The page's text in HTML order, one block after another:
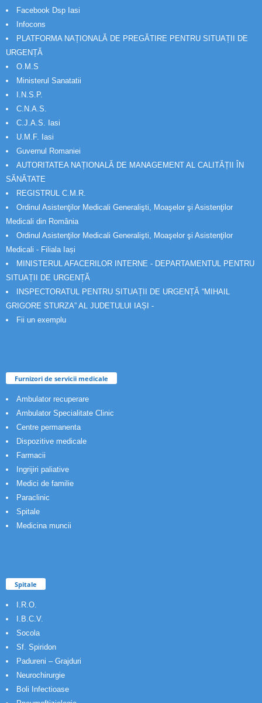
Facebook Dsp Iasi
Infocons
PLATFORMA NAȚIONALĂ DE PREGĂTIRE PENTRU SITUAȚII DE
URGENȚĂ
O.M.S
Ministerul Sanatatii
I.N.S.P.
C.N.A.S.
C.J.A.S. Iasi
U.M.F. Iasi
Guvernul Romaniei
AUTORITATEA NAȚIONALĂ DE MANAGEMENT AL CALITĂȚII ÎN
SĂNĂTATE
REGISTRUL C.M.R.
Ordinul Asistenţilor Medicali Generalişti, Moaşelor şi Asistenţilor
Medicali din România
Ordinul Asistenţilor Medicali Generalişti, Moaşelor şi Asistenţilor
Medicali - Filiala Iași
MINISTERUL AFACERILOR INTERNE - DEPARTAMENTUL PENTRU
SITUAȚII DE URGENȚĂ
INSPECTORATUL PENTRU SITUAȚII DE URGENȚĂ “MIHAIL
GRIGORE STURZA” AL JUDETULUI IAȘI -
Fii un exemplu
Furnizori de servicii medicale
Ambulator recuperare
Ambulator Specialitate Clinic
Centre permanenta
Dispozitive medicale
Farmacii
Ingrijiri paliative
Medici de familie
Paraclinic
Spitale
Medicina muncii
Spitale
I.R.O.
I.B.C.V.
Socola
Sf. Spiridon
Padureni – Grajduri
Neurochirurgie
Boli Infectioase